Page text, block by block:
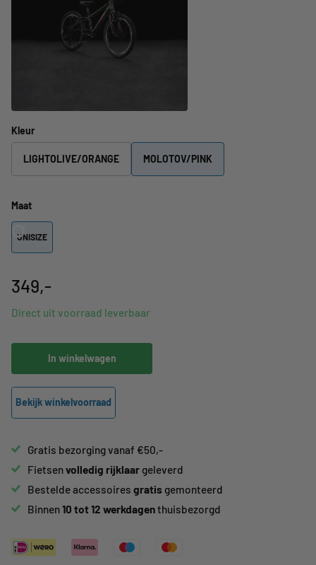
Kleur
LIGHTOLIVE/ORANGE MOLOTOV/PINK
Maat
UNISIZE
349,-
Direct uit voorraad leverbaar
In winkelwagen
Bekijk winkelvoorraad
Gratis bezorging vanaf €50,-
Fietsenvolledig rijklaar geleverd
Bestelde accessoiresgratis gemonteerd
Binnen10 tot 12 werkdagenthuisbezorgd